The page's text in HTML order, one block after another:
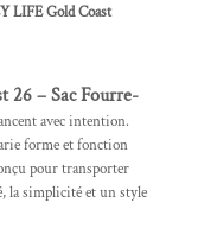
LIFE Gold Coast
26 – Sac Fourre-
avec intention.
forme et fonction
pour transporter
la simplicité et un style